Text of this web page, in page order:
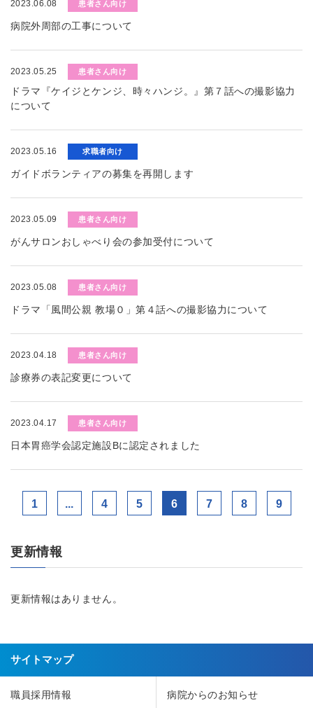
2023.06.08 患者さん向け
病院外周部の工事について
2023.05.25 患者さん向け
ドラマ『ケイジとケンジ、時々ハンジ。』第７話への撮影協力
について
2023.05.16 求職者向け
ガイドボランティアの募集を再開します
2023.05.09 患者さん向け
がんサロンおしゃべり会の参加受付について
2023.05.08 患者さん向け
ドラマ「風間公親 教場０」第４話への撮影協力について
2023.04.18 患者さん向け
診療券の表記変更について
2023.04.17 患者さん向け
日本胃癌学会認定施設Bに認定されました
1 ... 4 5 6 7 8 9
更新情報
更新情報はありません。
サイトマップ
職員採用情報 病院からのお知らせ